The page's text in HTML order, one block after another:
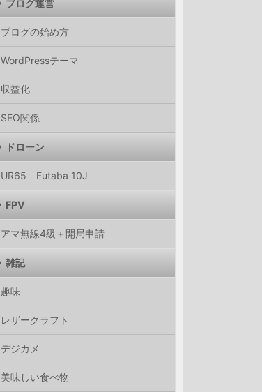
ブログ運営
ブログの始め方
WordPressテーマ
収益化
SEO関係
ドローン
UR65 Futaba 10J
FPV
アマ無線4級＋開局申請
雑記
趣味
レザークラフト
デジカメ
美味しい食べ物